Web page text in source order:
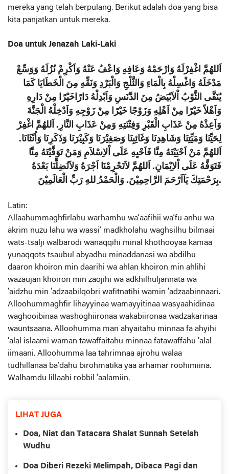
mereka yang telah berpulang. Berikut adalah doa yang bisa
kita panjatkan untuk mereka.
Doa untuk Jenazah Laki-Laki
اَللهُمَّ اغْفِرْلَهُ وَارْحَمْهُ وَعَافِهِ وَاعْفُ عَنْهُ وَاَكْرِمْ نُزُلَهُ وَوَسِّعْ
مَدْخَلَهُ وَاغْسِلْهُ بِالْمَاءِ وَالثَّلْجِ وَالْبَرْدِ وَنَقِّهِ مِنَ الْخَطَايَا كَمَا
يُنَقَّى الثَّوْبُ اْلاَبْيَضُ مِنَ الدَّنَسِ وَاَبْدِلْهُ دَارًاخَيْرًا مِنْ دَارِهِ
وَاَهْلاً خَيْرًا مِنْ اَهْلِهِ وَزَوْجًا خَيْرًا مِنْ زَوْجِهِ وَاَدْخِلْهُ الْجَنَّةَ
وَاَعِذْهُ مِنْ عَذَابِ الْقَبْرِ وَفِتْنَتِهِ وَمِنْ عَذَابِ النَّارِ. اَللهُمَّ اغْفِرْ
لِحَيِّنَا وَمَيِّتِنَا وَشَاهِدِنَا وَغَائِبِنَا وَصَغِيْرَنَا وَكَبِيْرَنَا وَذَكَرِنَا وَاُنْثَانَا.
اَللهُمَّ مَنْ اَحْيَيْتَهُ مِنَّا فَاَحْيِهِ عَلَى اْلاِسْلاَمِ وَمَنْ تَوَفَّيْتَهُ مِنَّا
فَتَوَفَّهُ عَلَى اْلاِيْمَانِ. اَللهُمَّ لاَتَحْرِمْنَا اَجْرَهُ وَلاَتُضِلَّنَا بَعْدَهُ
بِرَحْمَتِكَ يَآاَرْحَمَ الرَّاحِمِيْنَ. وَالْحَمْدُ ِللهِ رَبِّ الْعَالَمِيْنَ.
Latin:
Allaahummaghfirlahu warhamhu wa’aafihii wa’fu anhu wa
akrim nuzu lahu wa wassi’ madkholahu waghsilhu bilmaai
wats-tsalji walbarodi wanaqqihi minal khothooyaa kamaa
yunaqqots tsaubul abyadhu minaddanasi wa abdilhu
daaron khoiron min daarihi wa ahlan khoiron min ahlihi
wazaujan khoiron min zaojihi wa adkhilhuljannata wa
‘aidzhu min ‘adzaabilqobri wafitnatihi wamin ‘adzaabinnaari.
Alloohummaghfir lihayyinaa wamayyitinaa wasyaahidinaa
waghooibinaa washoghiironaa wakabiironaa wadzakarinaa
wauntsaana. Alloohumma man ahyaitahu minnaa fa ahyihi
‘alal islaami waman tawaffaitahu minnaa fatawaffahu ‘alal
iimaani. Alloohumma laa tahrimnaa ajrohu walaa
tudhillanaa ba’dahu birohmatika yaa arhamar roohimiina.
Walhamdu lillaahi robbil ‘aalamiin.
LIHAT JUGA
Doa, Niat dan Tatacara Shalat Sunnah Setelah
Wudhu
Doa Diberi Rezeki Melimpah, Dibaca Pagi dan